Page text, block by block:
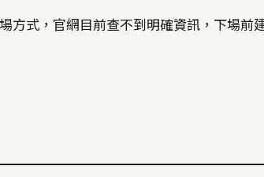
方式，官網目前查不到明確資訊，下場前